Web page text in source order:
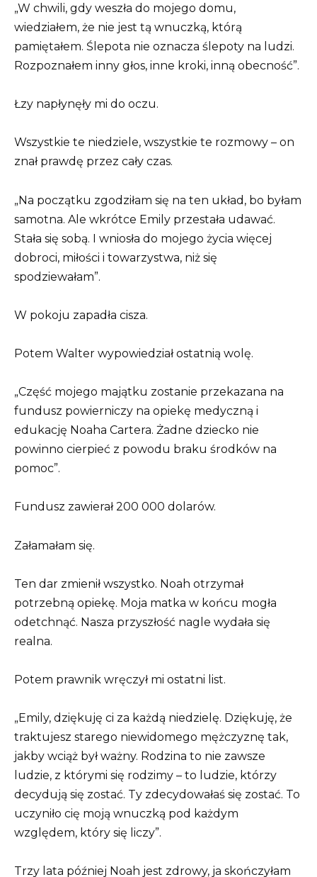
„W chwili, gdy weszła do mojego domu,
wiedziałem, że nie jest tą wnuczką, którą
pamiętałem. Ślepota nie oznacza ślepoty na ludzi.
Rozpoznałem inny głos, inne kroki, inną obecność”.
Łzy napłynęły mi do oczu.
Wszystkie te niedziele, wszystkie te rozmowy – on
znał prawdę przez cały czas.
„Na początku zgodziłam się na ten układ, bo byłam
samotna. Ale wkrótce Emily przestała udawać.
Stała się sobą. I wniosła do mojego życia więcej
dobroci, miłości i towarzystwa, niż się
spodziewałam”.
W pokoju zapadła cisza.
Potem Walter wypowiedział ostatnią wolę.
„Część mojego majątku zostanie przekazana na
fundusz powierniczy na opiekę medyczną i
edukację Noaha Cartera. Żadne dziecko nie
powinno cierpieć z powodu braku środków na
pomoc”.
Fundusz zawierał 200 000 dolarów.
Załamałam się.
Ten dar zmienił wszystko. Noah otrzymał
potrzebną opiekę. Moja matka w końcu mogła
odetchnąć. Nasza przyszłość nagle wydała się
realna.
Potem prawnik wręczył mi ostatni list.
„Emily, dziękuję ci za każdą niedzielę. Dziękuję, że
traktujesz starego niewidomego mężczyznę tak,
jakby wciąż był ważny. Rodzina to nie zawsze
ludzie, z którymi się rodzimy – to ludzie, którzy
decydują się zostać. Ty zdecydowałaś się zostać. To
uczyniło cię moją wnuczką pod każdym
względem, który się liczy”.
Trzy lata później Noah jest zdrowy, ja skończyłam